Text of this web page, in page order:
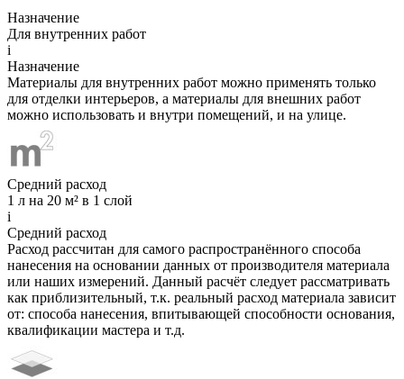
Назначение
Для внутренних работ
i
Назначение
Материалы для внутренних работ можно применять только
для отделки интерьеров, а материалы для внешних работ
можно использовать и внутри помещений, и на улице.
Средний расход
1 л на 20 м² в 1 слой
i
Средний расход
Расход рассчитан для самого распространённого способа
нанесения на основании данных от производителя материала
или наших измерений. Данный расчёт следует рассматривать
как приблизительный, т.к. реальный расход материала зависит
от: способа нанесения, впитывающей способности основания,
квалификации мастера и т.д.